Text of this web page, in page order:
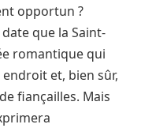
opportun ?
que la Saint-
romantique qui
endroit et, bien sûr,
fiançailles. Mais